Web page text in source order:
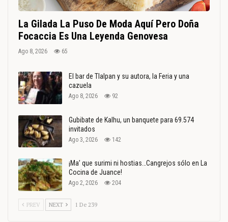
La Gilada La Puso De Moda Aquí Pero Doña
Focaccia Es Una Leyenda Genovesa
Ago 8, 2026 65
El bar de Tlalpan y su autora, la Feria y una
cazuela
Ago 8, 2026 92
Gubibate de Kalhu, un banquete para 69.574
invitados
Ago 3, 2026 142
¡Ma’ que surimi ni hostias…Cangrejos sólo en La
Cocina de Juance!
Ago 2, 2026 204
PREV NEXT 1 De 239